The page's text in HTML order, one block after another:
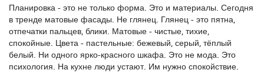
Планировка - это не только форма. Это и материалы. Сегодня
в тренде матовые фасады. Не глянец. Глянец - это пятна,
отпечатки пальцев, блики. Матовые - чистые, тихие,
спокойные. Цвета - пастельные: бежевый, серый, тёплый
белый. Ни одного ярко-красного шкафа. Это не мода. Это
психология. На кухне люди устают. Им нужно спокойствие.